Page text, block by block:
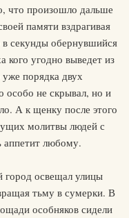
что произошло дальше
памяти вздрагивая
секунды обернувшийся
угодно выведет из
порядка двух
особо не скрывал, но и
А к щенку после этого
молитвы людей с
аппетит любому.
город освещал улицы
тьму в сумерки. В
особняков сидели